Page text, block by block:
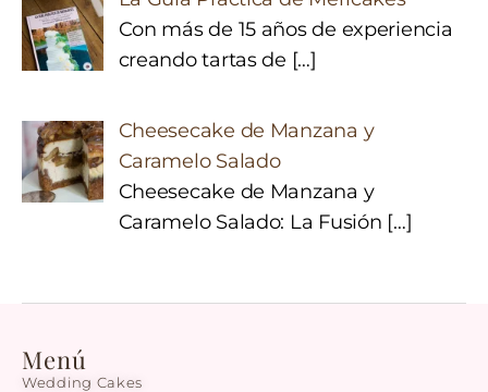
Con más de 15 años de experiencia
creando tartas de […]
Cheesecake de Manzana y
Caramelo Salado
Cheesecake de Manzana y
Caramelo Salado: La Fusión […]
Menú
Wedding Cakes